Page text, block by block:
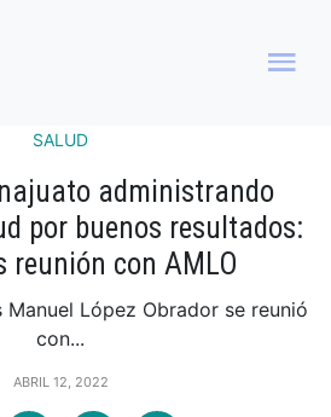
SALUD
administrando
por buenos resultados:
reunión con AMLO
Manuel López Obrador se reunió
con...
ABRIL 12, 2022